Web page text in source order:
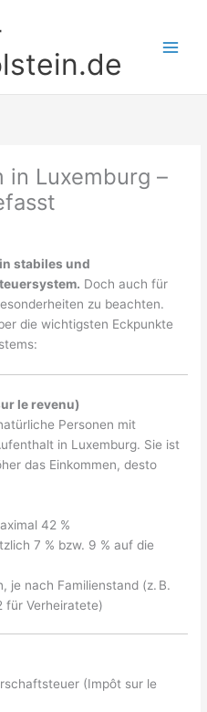
in Luxemburg –
stabiles und
Doch auch für
zu beachten.
die wichtigsten Eckpunkte
le revenu)
Personen mit
in Luxemburg. Sie ist
das Einkommen, desto
42 %
7 % bzw. 9 % auf die
je nach Familienstand (z. B.
für Verheiratete)
(Impôt sur le